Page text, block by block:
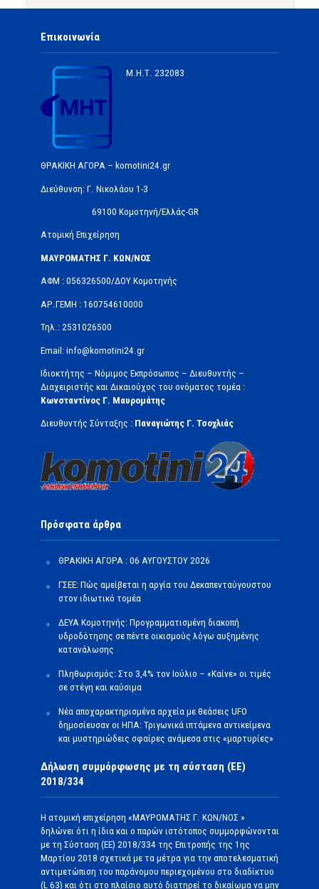
Επικοινωνία
Μ.Η.Τ. 232083
ΘΡΑΚΙΚΗ ΑΓΟΡΑ – komotini24.gr
Διεύθυνση: Γ. Νικολάου 1-3
69100 Κομοτηνή/Ελλάς-GR
Ατομική Επιχείρηση
ΜΑΥΡΟΜΑΤΗΣ Γ. ΚΩΝ/ΝΟΣ
ΑΦΜ : 056326500/ΔOΥ Κομοτηνής
ΑΡ.ΓΕΜΗ : 160754610000
Τηλ.: 2531026500
Email: info@komotini24.gr
Ιδιοκτήτης – Νόμιμος Εκπρόσωπος – Διευθυντής –
Διαχειριστής και Δικαιούχος του ονόματος τομέα :
Κωνσταντίνος Γ. Μαυρομάτης
Διευθυντής Σύνταξης : Παναγιώτης Γ. Τσοχλιάς
Πρόσφατα άρθρα
ΘΡΑΚΙΚΗ ΑΓΟΡΑ : 06 ΑΥΓΟΥΣΤΟΥ 2026
ΓΣΕΕ: Πώς αμείβεται η αργία του Δεκαπενταύγουστου
στον ιδιωτικό τομέα
ΔΕΥΑ Κομοτηνής: Προγραμματισμένη διακοπή
υδροδότησης σε πέντε οικισμούς λόγω αυξημένης
κατανάλωσης
Πληθωρισμός: Στο 3,4% τον Ιούλιο – «Καίνε» οι τιμές
σε στέγη και καύσιμα
Νέα αποχαρακτηρισμένα αρχεία με θεάσεις UFO
δημοσίευσαν οι ΗΠΑ: Τριγωνικά ιπτάμενα αντικείμενα
και μυστηριώδεις σφαίρες ανάμεσα στις «μαρτυρίες»
Δήλωση συμμόρφωσης με τη σύσταση (ΕΕ)
2018/334
Η ατομική επιχείρηση «ΜΑΥΡΟΜΑΤΗΣ Γ. ΚΩΝ/ΝΟΣ »
δηλώνει ότι η ίδια και ο παρών ιστότοπος συμμορφώνονται
με τη Σύσταση (ΕΕ) 2018/334 της Επιτροπής της 1ης
Μαρτίου 2018 σχετικά με τα μέτρα για την αποτελεσματική
αντιμετώπιση του παράνομου περιεχομένου στο διαδίκτυο
(L 63) και ότι στο πλαίσιο αυτό διατηρεί το δικαίωμα να μην